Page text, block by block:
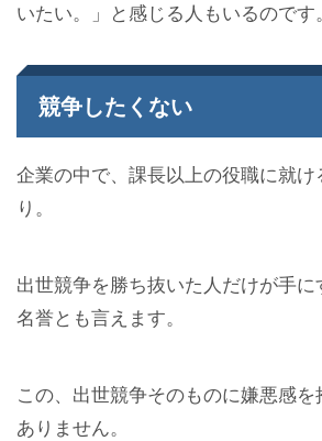
いたい。」と感じる人もいるのです
競争したくない
企業の中で、課長以上の役職に就け
り。
出世競争を勝ち抜いた人だけが手に
名誉とも言えます。
この、出世競争そのものに嫌悪感を
ありません。